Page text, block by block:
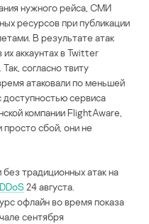
нужного рейса, СМИ
ресурсов при публикации
В результате атак
аккаунтах в Twitter
согласно твиту
атаковали по меньшей
сервиса
компании FlightAware,
просто сбой, они не
традиционных атак на
24 августа.
офлайн во время показа
сентября